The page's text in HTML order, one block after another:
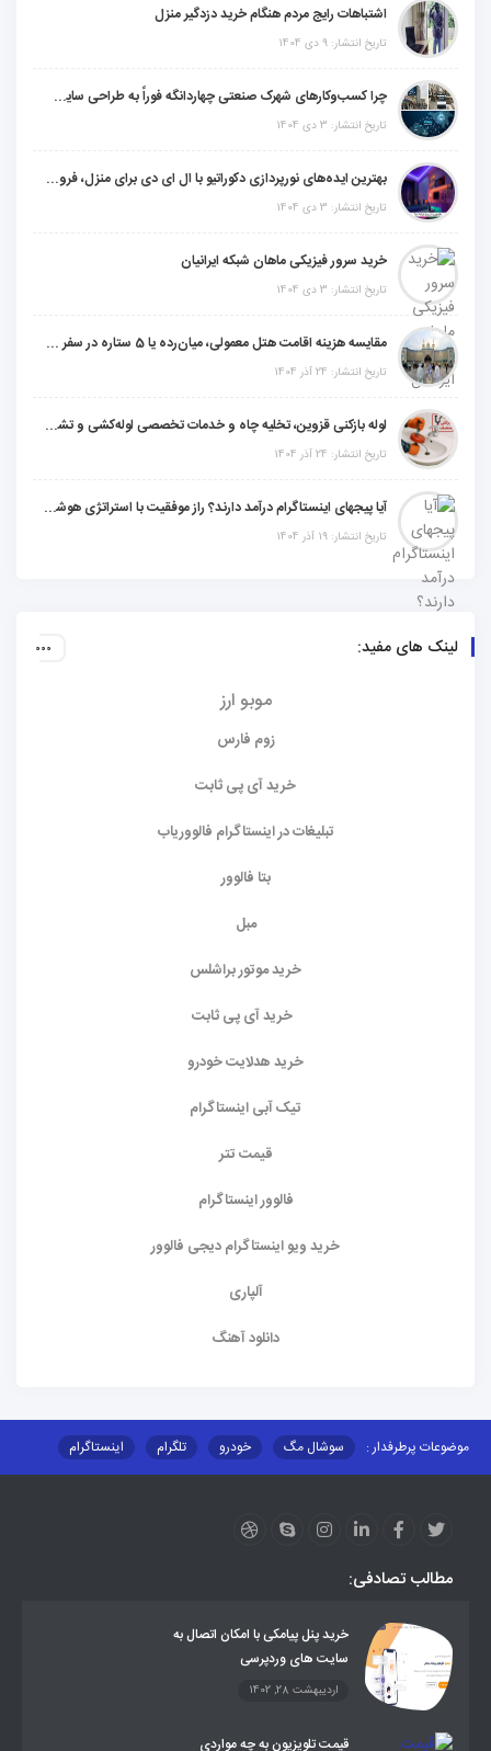
اشتباهات رایج مردم هنگام خرید دزدگیر منزل
تاریخ انتشار: 9 دی 1404
چرا کسب‌وکارهای شهرک صنعتی چهاردانگه فوراً به طراحی سایت نیاز دارند؟
تاریخ انتشار: 3 دی 1404
بهترین ایده‌های نورپردازی دکوراتیو با ال ای دی برای منزل، فروشگاه و دفتر کار
تاریخ انتشار: 3 دی 1404
خرید سرور فیزیکی ماهان شبکه ایرانیان
تاریخ انتشار: 3 دی 1404
مقایسه هزینه اقامت هتل معمولی، میان‌رده یا 5 ستاره در سفر زیارتی عراق
تاریخ انتشار: 24 آذر 1404
لوله بازکنی قزوین، تخلیه چاه و خدمات تخصصی لوله‌کشی و تشخیص ترکیدگی
تاریخ انتشار: 24 آذر 1404
آیا پیجهای اینستاگرام درآمد دارند؟ راز موفقیت با استراتژی هوشمندانه
تاریخ انتشار: 19 آذر 1404
لینک های مفید:
موبو ارز
زوم فارس
خرید آی پی ثابت
تبلیغات در اینستاگرام فالووریاب
بتا فالوور
مبل
خرید موتور براشلس
خرید آی پی ثابت
خرید هدلایت خودرو
تیک آبی اینستاگرام
قیمت تتر
فالوور اینستاگرام
خرید ویو اینستاگرام دیجی فالوور
آلپاری
دانلود آهنگ
موضوعات پرطرفدار : سوشال مگ خودرو تلگرام
اینستاگرام
مطالب تصادفی:
خرید پنل پیامکی با امکان اتصال به
سایت های وردپرسی
اردیبهشت 28, 1402
قیمت تلویزیون به چه مواردی